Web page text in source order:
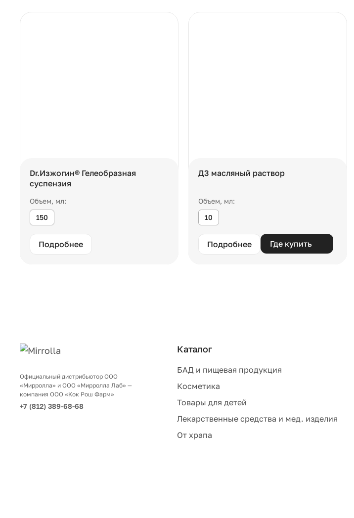
Dr.Изжогин® Гелеобразная
суспензия
Объем, мл:
150
Подробнее
Д3 масляный раствор
Объем, мл:
10
Подробнее Где купить
Официальный дистрибьютор ООО
«Мирролла» и ООО «Мирролла Лаб» —
компания ООО «Кок Рош Фарм»
+7 (812) 389-68-68
Каталог
БАД и пищевая продукция
Косметика
Товары для детей
Лекарственные средства и мед. изделия
От храпа